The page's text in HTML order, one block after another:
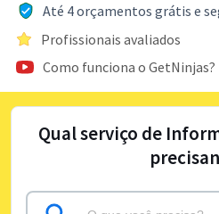
Até 4 orçamentos grátis e
Profissionais avaliados
Como funciona o GetNinjas?
Qual serviço de